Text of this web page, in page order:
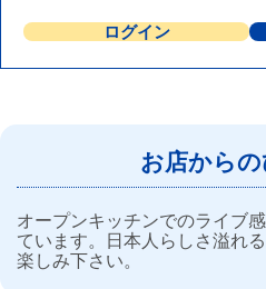
ログイン
お店から
オープンキッチンでのライブ
ています。日本人らしさ溢れ
楽しみ下さい。